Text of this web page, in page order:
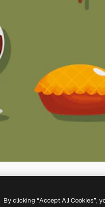
By clicking “Accept All Cookies”,